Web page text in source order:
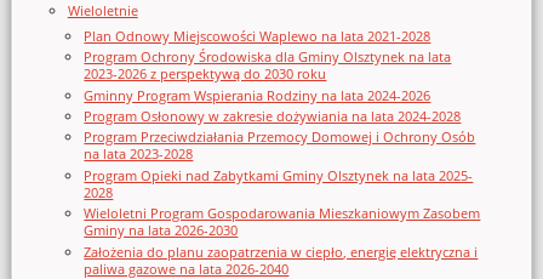
Wieloletnie
Plan Odnowy Miejscowości Waplewo na lata 2021-2028
Program Ochrony Środowiska dla Gminy Olsztynek na lata
2023-2026 z perspektywą do 2030 roku
Gminny Program Wspierania Rodziny na lata 2024-2026
Program Osłonowy w zakresie dożywiania na lata 2024-2028
Program Przeciwdziałania Przemocy Domowej i Ochrony Osób
na lata 2023-2028
Program Opieki nad Zabytkami Gminy Olsztynek na lata 2025-
2028
Wieloletni Program Gospodarowania Mieszkaniowym Zasobem
Gminy na lata 2026-2030
Założenia do planu zaopatrzenia w ciepło, energię elektryczna i
paliwa gazowe na lata 2026-2040